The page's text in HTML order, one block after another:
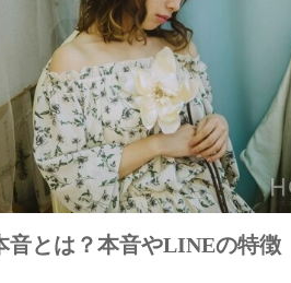
音とは？本音やLINEの特徴